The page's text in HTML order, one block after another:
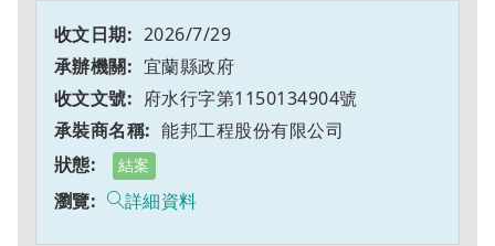
2026/7/29
宜蘭縣政府
府水行字第1150134904號
能邦工程股份有限公司
結案
詳細資料